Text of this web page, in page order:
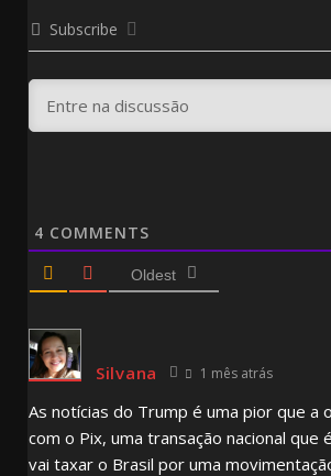
Subscribe
4 COMMENTS
Oldest
Silvana 1 mês atrás
As notícias do Trump é uma pior que a
com o Pix, uma transação nacional que
vai taxar o Brasil por uma